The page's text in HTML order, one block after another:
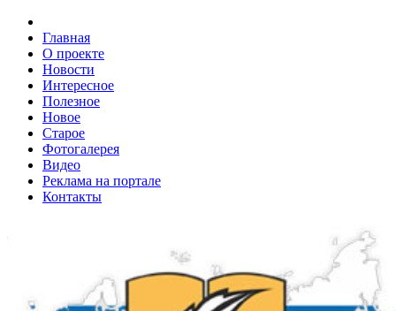
Главная
О проекте
Новости
Интересное
Полезное
Новое
Старое
Фотогалерея
Видео
Реклама на портале
Контакты